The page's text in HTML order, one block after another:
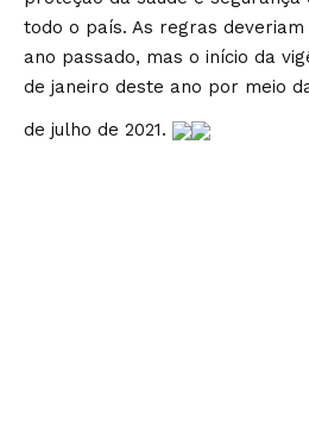
todo o país. As regras
ano passado, mas o início da
de janeiro deste ano por meio
de julho de 2021.